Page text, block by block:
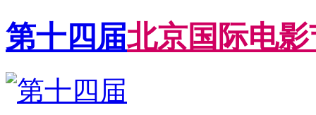
第十四届北京国 际电影